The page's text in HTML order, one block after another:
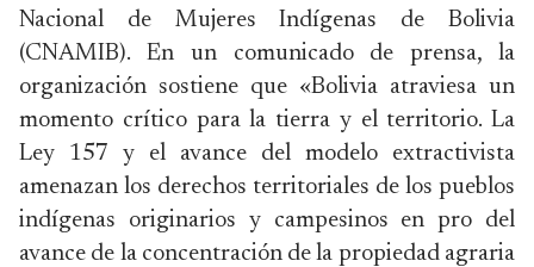
Nacional de Mujeres Indígenas de Bolivia
(CNAMIB). En un comunicado de prensa, la
organización sostiene que «Bolivia atraviesa un
momento crítico para la tierra y el territorio. La
Ley 157 y el avance del modelo extractivista
amenazan los derechos territoriales de los pueblos
indígenas originarios y campesinos en pro del
avance de la concentración de la propiedad agraria